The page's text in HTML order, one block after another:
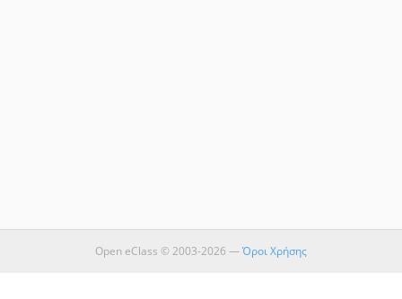
Open eClass © 2003-2026 —Όροι Χρήσης